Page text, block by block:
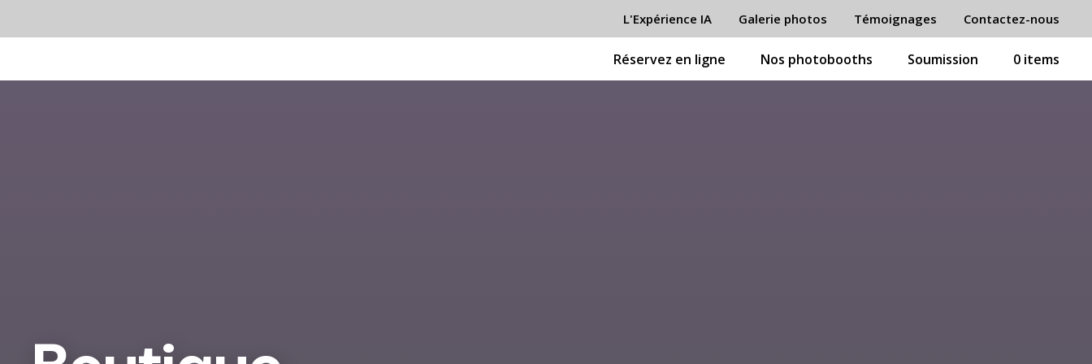
L'Expérience IA Galerie photos Témoignages Contactez-nous
Réservez en ligne Nos photobooths Soumission 0 items